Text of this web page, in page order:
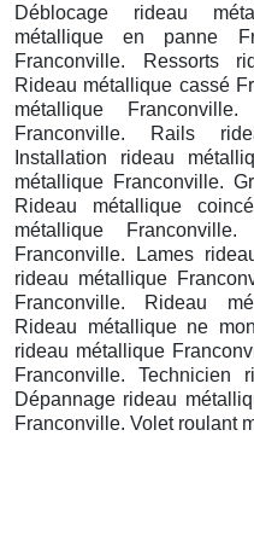
Déblocage rideau
métallique en panne
Franconville. Ressorts
Rideau métallique cassé
métallique
Franconville. Rails
Installation rideau
métallique Franconville.
Rideau métallique
métallique
Franconville. Lames
rideau métallique
Franconville. Rideau
Rideau métallique ne
rideau métallique
Franconville. Technicien
Dépannage rideau
Franconville. Volet roulant